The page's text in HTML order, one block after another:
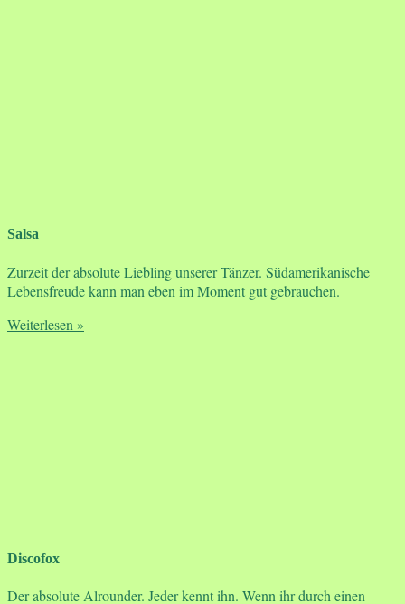
Salsa
Zurzeit der absolute Liebling unserer Tänzer. Südamerikanische
Lebensfreude kann man eben im Moment gut gebrauchen.
Weiterlesen »
Discofox
Der absolute Alrounder. Jeder kennt ihn. Wenn ihr durch einen